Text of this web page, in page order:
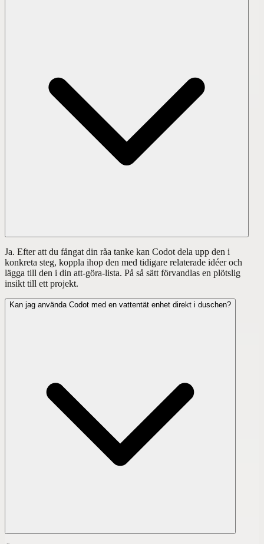
Ja. Efter att du fångat din råa tanke kan Codot dela upp den i
konkreta steg, koppla ihop den med tidigare relaterade idéer och
lägga till den i din att-göra-lista. På så sätt förvandlas en plötslig
insikt till ett projekt.
Kan jag använda Codot med en vattentät enhet direkt i duschen?